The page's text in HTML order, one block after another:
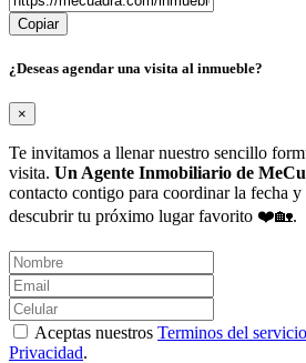
Copiar
¿Deseas agendar una visita al inmueble?
×
Te invitamos a llenar nuestro sencillo
visita. Un Agente Inmobiliario de
contacto contigo para coordinar la fecha y
descubrir tu próximo lugar favorito ❤️🏡.
Aceptas nuestros Terminos del servicio
Privacidad.